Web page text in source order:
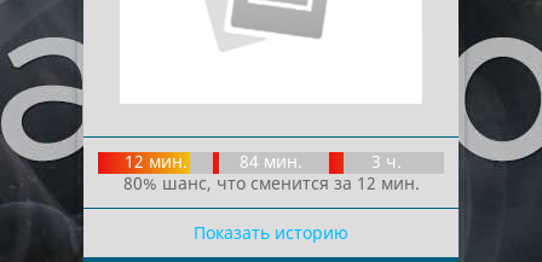
12 мин. 84 мин.
3 ч.
80% шанс, что сменится за 12 мин.
Показать историю